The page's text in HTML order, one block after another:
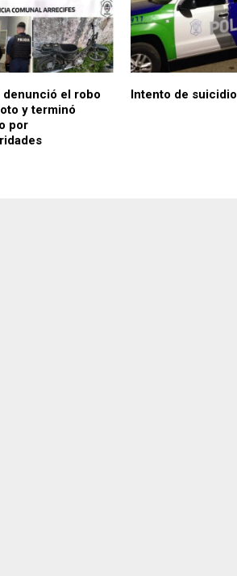
denunció el robo
y terminó
por
Intento de suicidio